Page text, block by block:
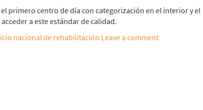
primero centro de día con categorización en el interior y el
a este estándar de calidad.
nacional de rehabilitación Leave a comment